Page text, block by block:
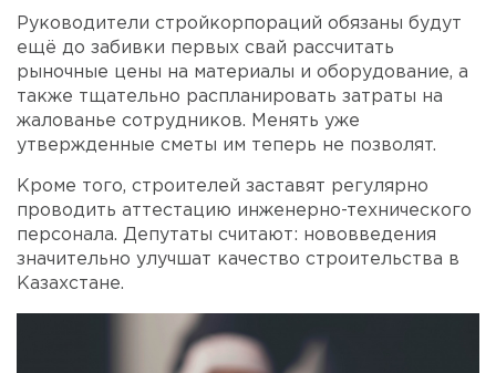
Руководители стройкорпораций обязаны будут
ещё до забивки первых свай рассчитать
рыночные цены на материалы и оборудование, а
также тщательно распланировать затраты на
жалованье сотрудников. Менять уже
утвержденные сметы им теперь не позволят.
Кроме того, строителей заставят регулярно
проводить аттестацию инженерно-технического
персонала. Депутаты считают: нововведения
значительно улучшат качество строительства в
Казахстане.